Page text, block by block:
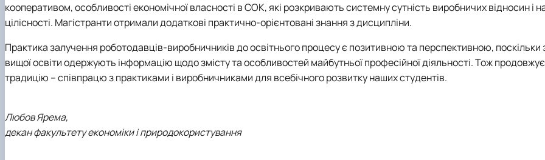
кооперативом, особливості економічної власності в СОК, які розкривають системну сутність виробничих відносин і
цілісності. Магістранти отримали додаткові практично-орієнтовані знання з дисципліни.
Практика залучення роботодавців-виробничників до освітнього процесу є позитивною та перспективною, поскільки
вищої освіти одержують інформацію щодо змісту та особливостей майбутньої професійної діяльності. Тож
традицію – співпрацю з практиками і виробничниками для всебічного розвитку наших студентів.
Любов Ярема,
декан факультету економіки і природокористування